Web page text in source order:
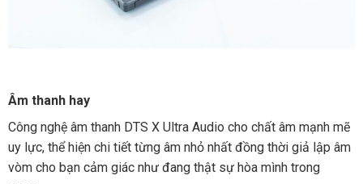
Âm thanh hay
Công nghệ âm thanh DTS X Ultra Audio cho chất âm mạnh mẽ
uy lực, thể hiện chi tiết từng âm nhỏ nhất đồng thời giả lập âm
vòm cho bạn cảm giác như đang thật sự hòa mình trong